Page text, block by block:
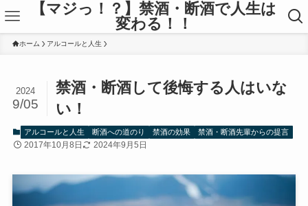
【マジっ！？】禁酒・断酒で人生は
変わる！！
ホーム アルコールと人生
禁酒・断酒して後悔する人はいな
い！
2024
9/05
アルコールと人生 断酒への道のり 禁酒の効果 禁酒・断酒先輩からの提言
2017年10月8日 2024年9月5日